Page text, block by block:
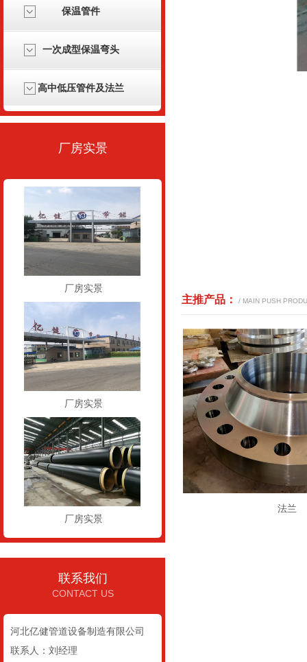
保温管件
一次成型保温弯头
高中低压管件及法兰
厂房实景
厂房实景
厂房实景
厂房实景
主推产品 ： / MAIN PUSH
法兰
河北亿健管道设备制造有限公司
联系人：刘经理
联系我们
CONTACT US